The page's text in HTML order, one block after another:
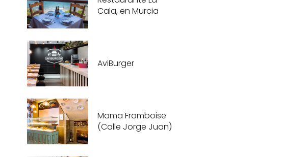
Cala, en Murcia
AviBurger
Mama Framboise
(Calle Jorge Juan)